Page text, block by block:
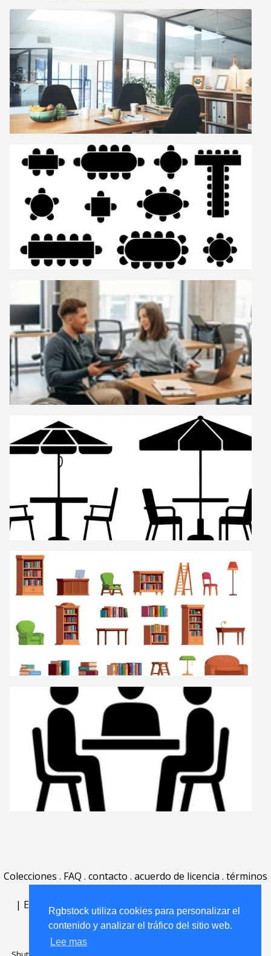
Rgbstock utiliza cookies para personalizar el
contenido y analizar el tráfico del sitio web.
Lee mas
Colecciones . FAQ . contacto . acuerdo de licencia . términos
| English | Deutsch| Español Português
Nederlands|